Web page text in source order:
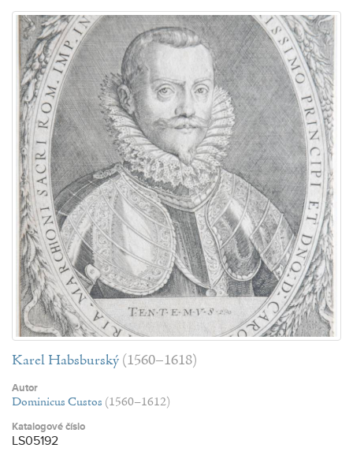
Karel Habsburský (1560–1618)
Autor
Dominicus Custos (1560–1612)
Katalogové číslo
LS05192